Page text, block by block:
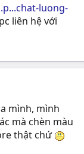
luong-
liên hệ với
mình, mình
mà chèn màu
thật chứ